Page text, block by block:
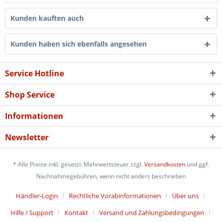
Kunden kauften auch
Kunden haben sich ebenfalls angesehen
Service Hotline
Shop Service
Informationen
Newsletter
* Alle Preise inkl. gesetzl. Mehrwertsteuer zzgl.Versandkosten und ggf.
Nachnahmegebühren, wenn nicht anders beschrieben
Händler-Login Rechtliche Vorabinformationen
Über uns
Hilfe / Support
Kontakt Versand und Zahlungsbedingungen